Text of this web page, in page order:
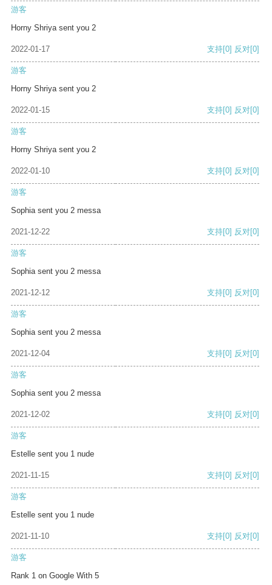
游客
Horny Shriya sent you 2
2022-01-17 支持[0] 反对[0]
游客
Horny Shriya sent you 2
2022-01-15 支持[0] 反对[0]
游客
Horny Shriya sent you 2
2022-01-10 支持[0] 反对[0]
游客
Sophia sent you 2 messa
2021-12-22 支持[0] 反对[0]
游客
Sophia sent you 2 messa
2021-12-12 支持[0] 反对[0]
游客
Sophia sent you 2 messa
2021-12-04 支持[0] 反对[0]
游客
Sophia sent you 2 messa
2021-12-02 支持[0] 反对[0]
游客
Estelle sent you 1 nude
2021-11-15 支持[0] 反对[0]
游客
Estelle sent you 1 nude
2021-11-10 支持[0] 反对[0]
游客
Rank 1 on Google With 5